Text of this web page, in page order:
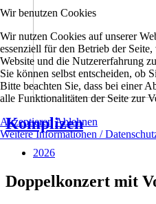
Komplizen
2026
Doppelkonzert mit
Wir benutzen Cookies
Wir nutzen Cookies auf unserer
essenziell für den Betrieb der
Website und die Nutzererfahrung
Sie können selbst entscheiden, ob
Bitte beachten Sie, dass bei einer
alle Funktionalitäten der Seite zur
Akzeptieren Ablehnen
Weitere Informationen /